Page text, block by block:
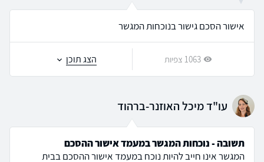
אישור הסכם גישור בנוכחות המגשר
1063 צפיות הצג תוכן
עו"ד מיכל האוזנר-ברהוד
תשובה - נוכחות המגשר במעמד אישור ההסכם
המגשר אינו חייב להיות נוכח במעמד אישור ההסכם בבית